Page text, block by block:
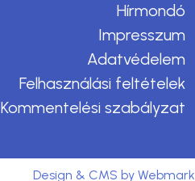
Hírmondó
Impresszum
Adatvédelem
Felhasználási feltételek
Kommentelési szabályzat
Design & CMS by Webmark